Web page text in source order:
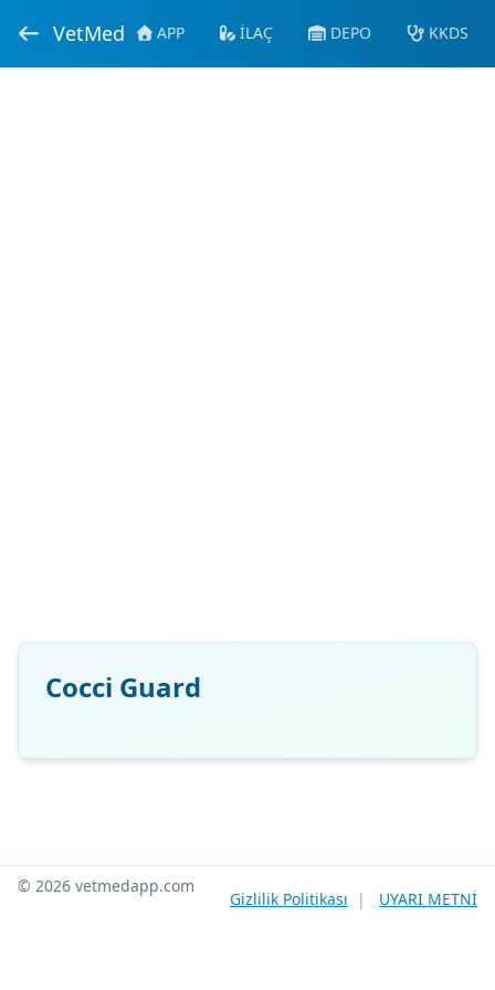
VetMed APP İLAÇ DEPO KKDS
Cocci Guard
© 2026 vetmedapp.com
Gizlilik Politikası | UYARI METNİ